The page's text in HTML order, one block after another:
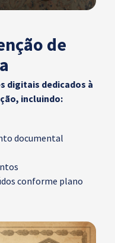
de
digitais dedicados à
incluindo:
documental
conforme plano